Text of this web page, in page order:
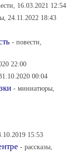
16.03.2021 12:54
24.11.2022 18:43
- повести,
22:00
00:04
- миниатюры,
15:53
- рассказы,